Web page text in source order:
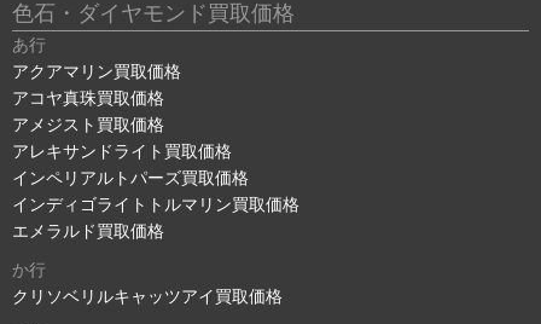
色石・ダイヤモンド買取価格
あ行
アクアマリン買取価格
アコヤ真珠買取価格
アメジスト買取価格
アレキサンドライト買取価格
インペリアルトパーズ買取価格
インディゴライトトルマリン買取価格
エメラルド買取価格
か行
クリソベリルキャッツアイ買取価格